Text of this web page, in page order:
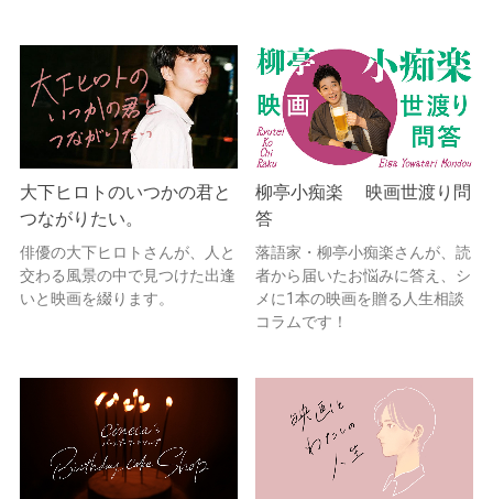
大下ヒロトのいつかの君と
つながりたい。
俳優の大下ヒロトさんが、人と
交わる風景の中で見つけた出逢
いと映画を綴ります。
柳亭小痴楽 映画世渡り問
答
落語家・柳亭小痴楽さんが、読
者から届いたお悩みに答え、シ
メに1本の映画を贈る人生相談
コラムです！